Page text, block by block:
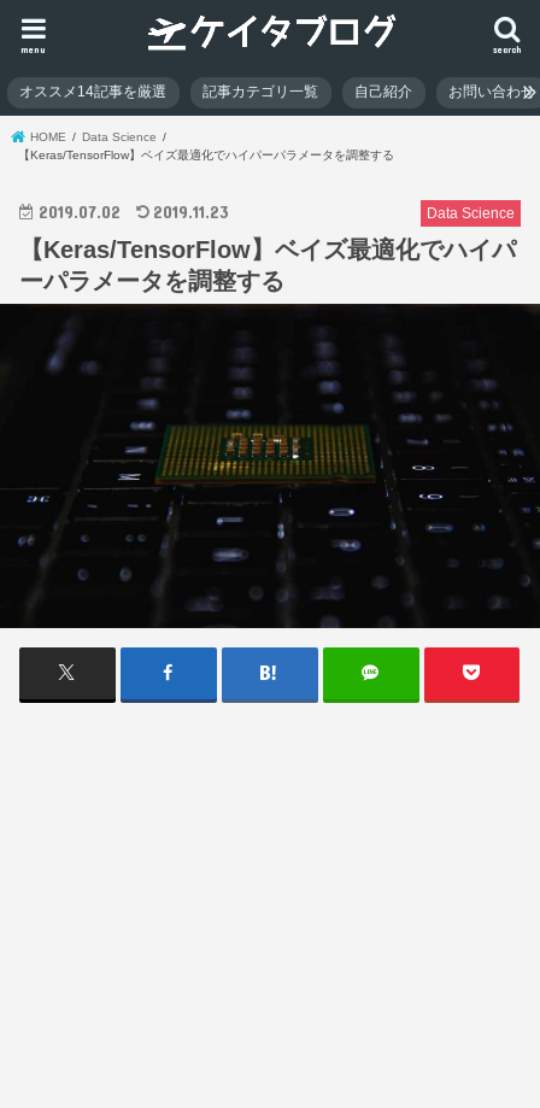
search
menu
オススメ14記事を厳選 記事カテゴリ一覧 自己紹介 お問い合わせ
HOME
Data Science
【Keras/TensorFlow】ベイズ最適化でハイパーパラメータを調整する
Data Science
2019.07.02 2019.11.23
【Keras/TensorFlow】ベイズ最適化でハイパ
ーパラメータを調整する